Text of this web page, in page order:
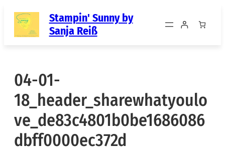
Inhalt
springen
Stampin' Sunny by
Sanja Reiß
04-01-
18_header_sharewhatyoulo
ve_de83c4801b0be1686086
dbff0000ec372d